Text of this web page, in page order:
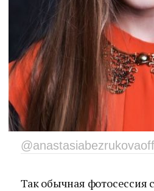
Так обычная фотосессия